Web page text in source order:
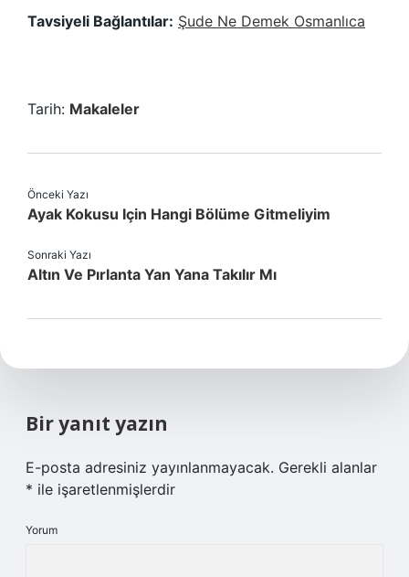
Tavsiyeli Bağlantılar: Şude Ne Demek Osmanlıca
Tarih: Makaleler
Önceki Yazı
Ayak Kokusu Için Hangi Bölüme Gitmeliyim
Sonraki Yazı
Altın Ve Pırlanta Yan Yana Takılır Mı
Bir yanıt yazın
E-posta adresiniz yayınlanmayacak. Gerekli alanlar
* ile işaretlenmişlerdir
Yorum